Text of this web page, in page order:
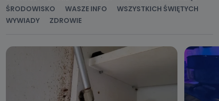
ŚRODOWISKO
WASZE INFO
WSZYSTKICH ŚWIĘTYCH
WYWIADY
ZDROWIE